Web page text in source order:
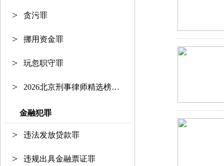
贪污罪
挪用资金罪
玩忽职守罪
2026北京刑事律师精选榜单：资深护
金融犯罪
违法发放贷款罪
违规出具金融票证罪